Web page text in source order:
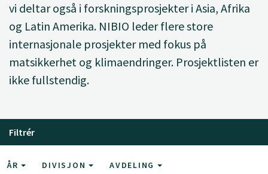
vi deltar også i forskningsprosjekter i Asia, Afrika
og Latin Amerika. NIBIO leder flere store
internasjonale prosjekter med fokus på
matsikkerhet og klimaendringer. Prosjektlisten er
ikke fullstendig.
Filtrér
ÅR DIVISJON AVDELING